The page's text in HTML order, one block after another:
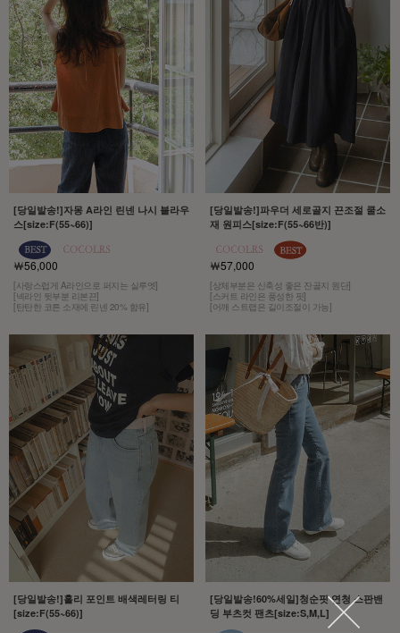
[당일발송!]자몽 A라인 린넨 나시 블라우
스[size:F(55~66)]
￦56,000
[사랑스럽게 A라인으로 퍼지는 실루엣]
[넥라인 뒷부분 리본끈]
[탄탄한 코튼 소재에 린넨 20% 함유]
[당일발송!]파우더 세로골지 끈조절 쿨소
재 원피스[size:F(55~66반)]
￦57,000
[상체부분은 신축성 좋은 잔골지 원단]
[스커트 라인은 풍성한 핏]
[어깨 스트랩은 길이조절이 가능]
[당일발송!]홀리 포인트 배색레터링 티
[size:F(55~66)]
[당일발송!60%세일]청순핏 연청 스판밴
딩 부츠컷 팬츠[size:S,M,L]